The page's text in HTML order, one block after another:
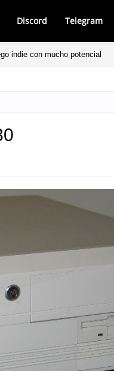
Discord Telegram
indie con mucho potencial